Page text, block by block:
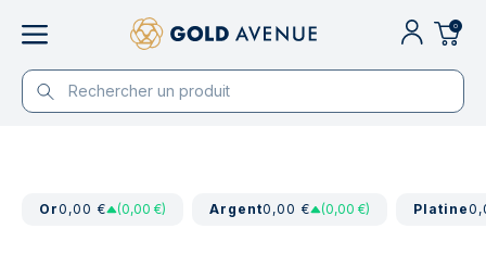
0
Or0,00 € (0,00 €) Argent0,00 € (0,00 €) Platine